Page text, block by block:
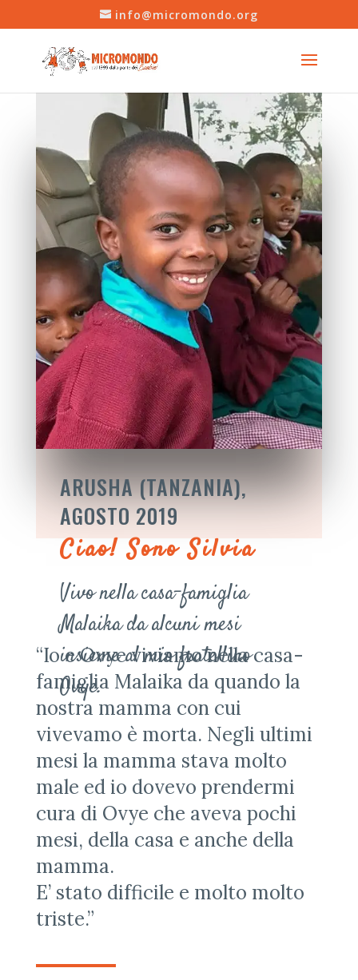
info@micromondo.org
ARUSHA (TANZANIA),
AGOSTO 2019
Ciao! Sono Silvia
Vivo nella casa-famiglia
Malaika da alcuni mesi
insieme al mio fratellino
Ovye.
“Io e Ovye viviamo nella casa-
famiglia Malaika da quando la
nostra mamma con cui
vivevamo è morta. Negli ultimi
mesi la mamma stava molto
male ed io dovevo prendermi
cura di Ovye che aveva pochi
mesi, della casa e anche della
mamma.
E’ stato difficile e molto molto
triste.”